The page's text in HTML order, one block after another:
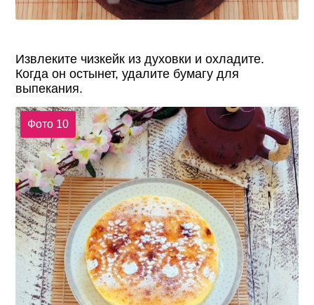
Извлеките чизкейк из духовки и охладите.
Когда он остынет, удалите бумагу для
выпекания.
Фото 10